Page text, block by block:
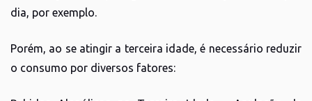
dia, por exemplo.
Porém, ao se atingir a terceira idade, é necessário reduzir
o consumo por diversos fatores: